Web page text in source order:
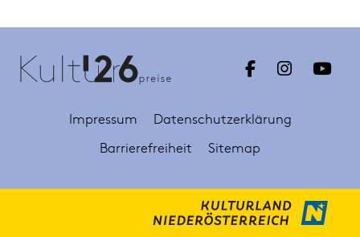
Impressum
Datenschutzerklärung
Barrierefreiheit
Sitemap